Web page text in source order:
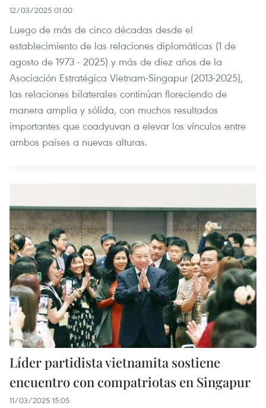
12/03/2025 01:00
Luego de más de cinco décadas desde el
establecimiento de las relaciones diplomáticas (1 de
agosto de 1973 - 2025) y más de diez años de la
Asociación Estratégica Vietnam-Singapur (2013-2025),
las relaciones bilaterales continúan floreciendo de
manera amplia y sólida, con muchos resultados
importantes que coadyuvan a elevar los vínculos entre
ambos países a nuevas alturas.
Líder partidista vietnamita sostiene
encuentro con compatriotas en Singapur
11/03/2025 15:05